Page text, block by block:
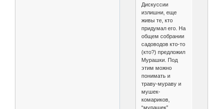
Дискуссии
излишни, еще
живы те, кто
придумал его. На
общем собрании
садоводов кто-то
(кто?) предложил
Мурашки. Под
этим можно
понимать и
траву-мураву и
мушек-
комариков,
“мурашек”